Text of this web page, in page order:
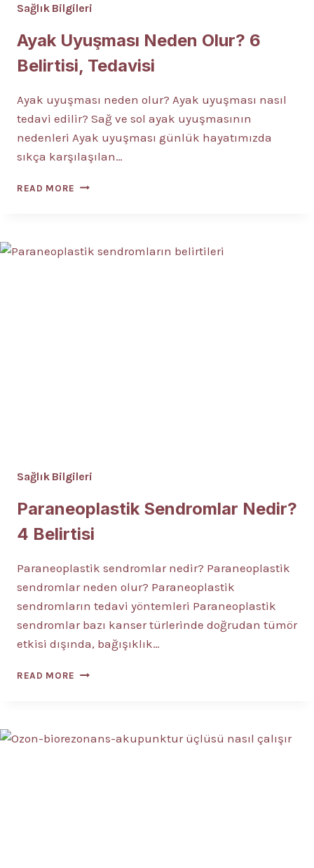
Sağlık Bilgileri
Ayak Uyuşması Neden Olur? 6
Belirtisi, Tedavisi
Ayak uyuşması neden olur? Ayak uyuşması nasıl
tedavi edilir? Sağ ve sol ayak uyuşmasının
nedenleri Ayak uyuşması günlük hayatımızda
sıkça karşılaşılan…
READ MORE AYAK
BELIRTISI,
Sağlık Bilgileri
Paraneoplastik Sendromlar Nedir?
4 Belirtisi
Paraneoplastik sendromlar nedir? Paraneoplastik
sendromlar neden olur? Paraneoplastik
sendromların tedavi yöntemleri Paraneoplastik
sendromlar bazı kanser türlerinde doğrudan tümör
etkisi dışında, bağışıklık…
READ MORE PARANEOPLASTIK